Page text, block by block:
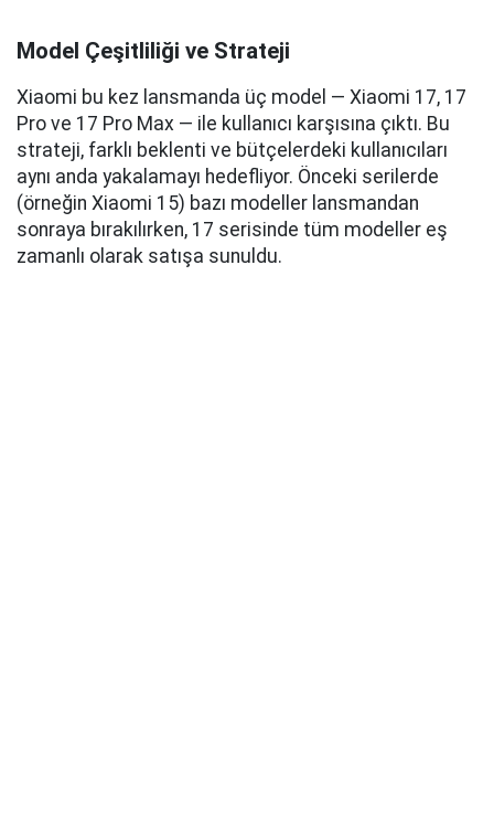
Model Çeşitliliği ve Strateji
Xiaomi bu kez lansmanda üç model — Xiaomi 17, 17
Pro ve 17 Pro Max — ile kullanıcı karşısına çıktı. Bu
strateji, farklı beklenti ve bütçelerdeki kullanıcıları
aynı anda yakalamayı hedefliyor. Önceki serilerde
(örneğin Xiaomi 15) bazı modeller lansmandan
sonraya bırakılırken, 17 serisinde tüm modeller eş
zamanlı olarak satışa sunuldu.